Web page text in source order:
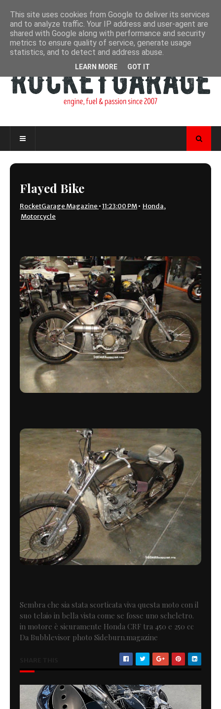
Flayed Bike
RocketGarage Magazine •11:23:00 PM• Honda,
Motorcycle
Sembra che sia stata scorticata viva questa moto con il
suo telaio in bella vista come se fosse uno scheletro.
in motore è sicuramente Honda CRF tra 450 e 250 cc
Da Bubblevisor photo Sideburn.magazine
This site uses cookies from Google to deliver its services
and to analyze traffic. Your IP address and user-agent are
shared with Google along with performance and security
metrics to ensure quality of service, generate usage
statistics, and to detect and address abuse.
LEARN MORE GOT IT